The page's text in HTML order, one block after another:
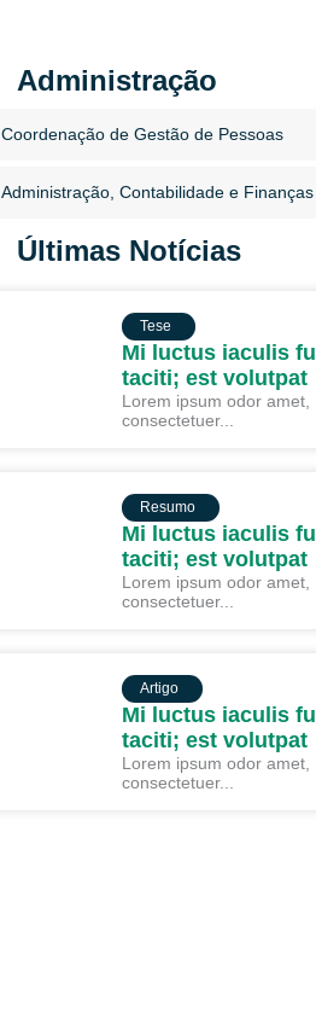
Administração
Coordenação de Gestão de Pessoas
Administração, Contabilidade e Finanças
Últimas Notícias
Tese
Mi luctus iaculis
taciti; est volutpat
Lorem ipsum odor amet,
consectetuer...
Resumo
Mi luctus iaculis
taciti; est volutpat
Lorem ipsum odor amet,
consectetuer...
Artigo
Mi luctus iaculis
taciti; est volutpat
Lorem ipsum odor amet,
consectetuer...